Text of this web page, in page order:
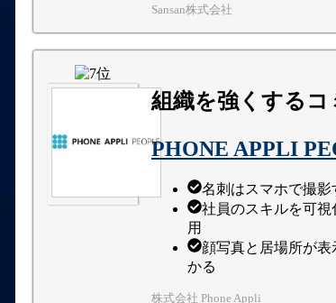
Sansan株式会社
組織を強くする
PHONE APPLI
名刺はスマホで撮
社員のスキルを可
用
顔写真と居場所が
かる
株式会社 Phone Appli